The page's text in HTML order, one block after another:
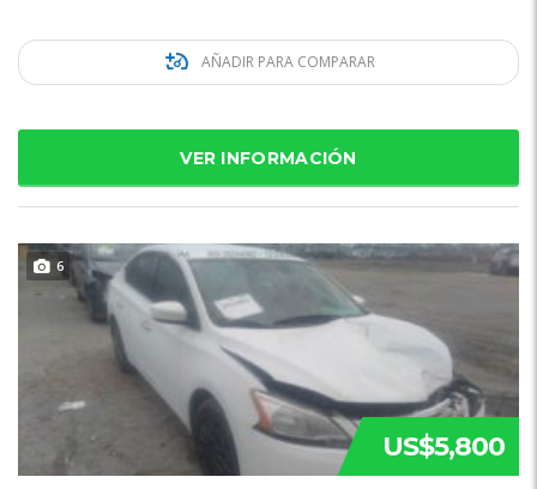
AÑADIR PARA COMPARAR
VER INFORMACIÓN
6
US$5,800